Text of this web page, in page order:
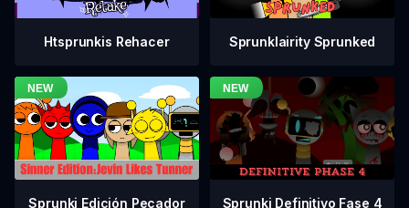
Htsprunkis Rehacer Sprunklairity Sprunked
Sprunki Edición Pecador Sprunki Definitivo Fase 4